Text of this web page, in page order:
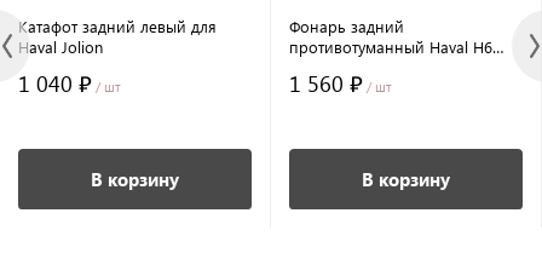
Катафот задний левый для
Haval Jolion
1 040 ₽ / шт
В корзину
Фонарь задний
противотуманный Haval H6
1 560 ₽ / шт
В корзину